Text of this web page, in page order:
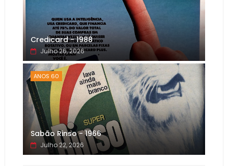
Credicard - 1988
Julho 26, 2026
ANOS 60
Sabão Rinso - 1966
Julho 22, 2026